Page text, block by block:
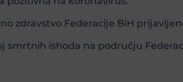
zdravstvo Federacije BiH
ishoda na području